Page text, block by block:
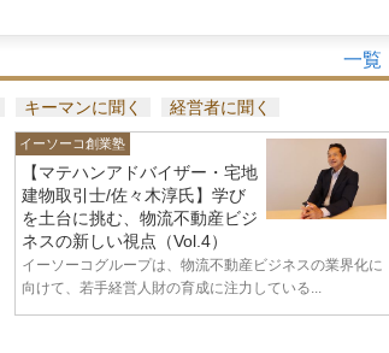
一覧
キーマンに聞く 経営者に聞く
イーソーコ創業塾
【マテハンアドバイザー・宅地
建物取引士/佐々木淳氏】学び
を土台に挑む、物流不動産ビジ
ネスの新しい視点（Vol.4）
イーソーコグループは、物流不動産ビジネスの業界化に
向けて、若手経営人財の育成に注力している...